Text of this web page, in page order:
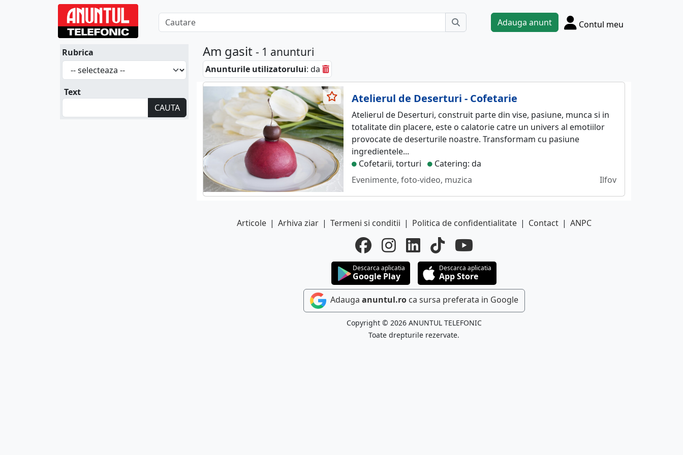
Adauga anunt Contul meu
Rubrica
Text
CAUTA
Am gasit - 1 anunturi
Anunturile utilizatorului: da
Atelierul de Deserturi - Cofetarie
Atelierul de Deserturi, construit parte din vise, pasiune, munca si in
totalitate din placere, este o calatorie catre un univers al emotiilor
provocate de deserturile noastre. Transformam cu pasiune
ingredientele...
Cofetarii, torturi
Catering: da
Evenimente, foto-video, muzica
Ilfov
Articole | Arhiva ziar | Termeni si conditii | Politica de confidentialitate | Contact | ANPC
Descarca aplicatia
Google Play
Descarca aplicatia
App Store
Adauga anuntul.roca sursa preferata in Google
Copyright © 2026 ANUNTUL TELEFONIC
Toate drepturile rezervate.